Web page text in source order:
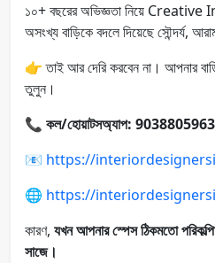
১০+ বছরের অভিজ্ঞতা নিয়ে
অসংখ্য বাড়িকে বদলে দিয়েছে সৌন্দর্য,
👉 তাই আর দেরি করবেন না। আপনার
তুলুন।
📞 কল/হোয়াটসঅ্যাপ: 9038805963
📧 https://
🌐 https://
কারণ, যখন আপনার স্পেস ঠিকমতো
সাজে।